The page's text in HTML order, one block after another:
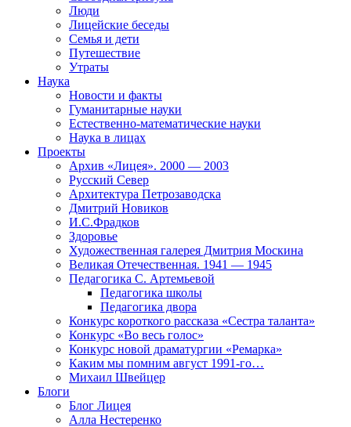
Люди
Лицейские беседы
Семья и дети
Путешествие
Утраты
Наука
Новости и факты
Гуманитарные науки
Естественно-математические науки
Наука в лицах
Проекты
Архив «Лицея». 2000 — 2003
Русский Север
Архитектура Петрозаводска
Дмитрий Новиков
И.С.Фрадков
Здоровье
Художественная галерея Дмитрия Москина
Великая Отечественная. 1941 — 1945
Педагогика С. Артемьевой
Педагогика школы
Педагогика двора
Конкурс короткого рассказа «Сестра таланта»
Конкурс «Во весь голос»
Конкурс новой драматургии «Ремарка»
Каким мы помним август 1991-го…
Михаил Швейцер
Блоги
Блог Лицея
Алла Нестеренко